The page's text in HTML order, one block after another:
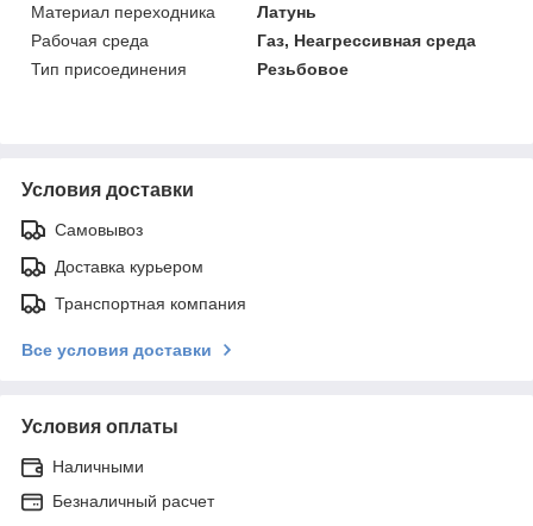
Материал переходника
Латунь
Рабочая среда
Газ, Неагрессивная среда
Тип присоединения
Резьбовое
Условия доставки
Самовывоз
Доставка курьером
Транспортная компания
Все условия доставки
Условия оплаты
Наличными
Безналичный расчет